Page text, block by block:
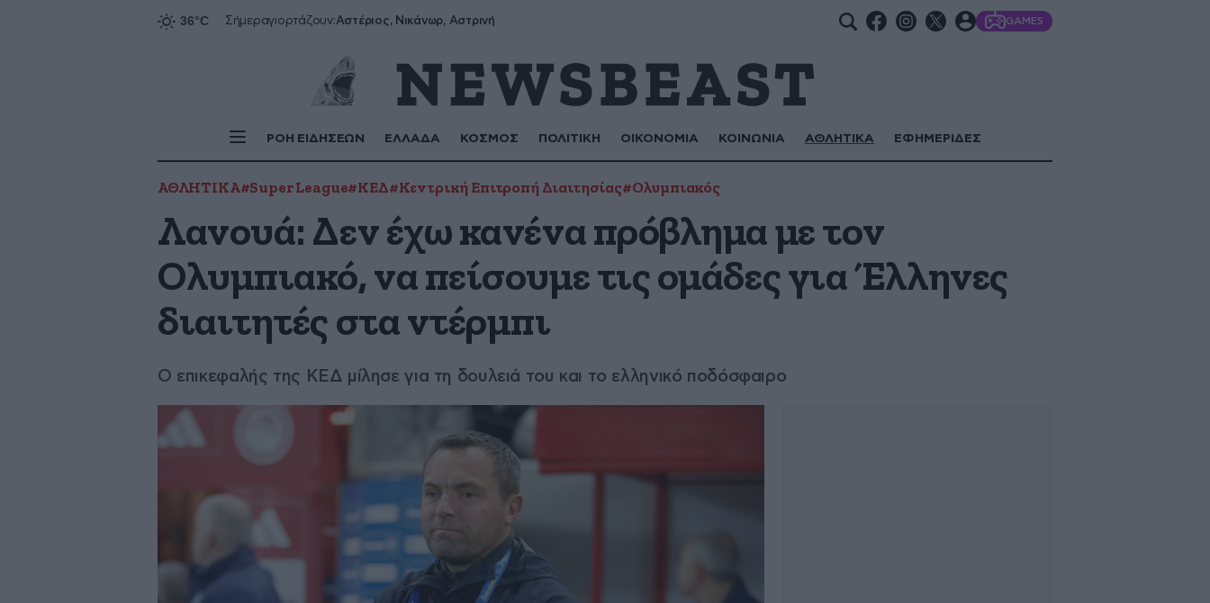
Σήμεραγιορτάζουν:Αστέριος, Νικάνωρ, Αστρινή GAMES
ΡΟΗ ΕΙΔΗΣΕΩΝ ΕΛΛΑΔΑ ΚΟΣΜΟΣ ΠΟΛΙΤΙΚΗ ΟΙΚΟΝΟΜΙΑ ΚΟΙΝΩΝΙΑ ΑΘΛΗΤΙΚΑ ΕΦΗΜΕΡΙΔΕΣ
ΑΘΛΗΤΙΚΑ#Super League#ΚΕΔ#Κεντρική Επιτροπή Διαιτησίας#Ολυμπιακός
Λανουά: Δεν έχω κανένα πρόβλημα με τον
Ολυμπιακό, να πείσουμε τις ομάδες για Έλληνες
διαιτητές στα ντέρμπι
Ο επικεφαλής της ΚΕΔ μίλησε για τη δουλειά του και το ελληνικό ποδόσφαιρο